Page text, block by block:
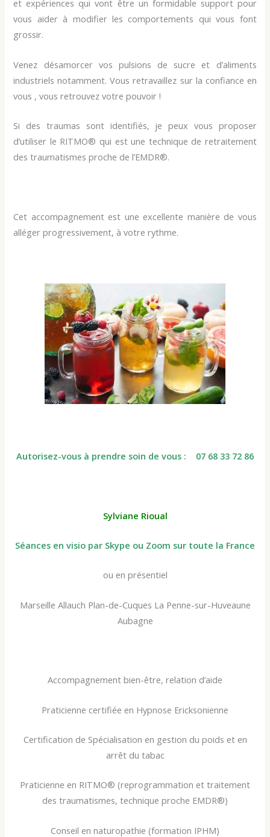
et expériences qui vont être un formidable support pour
vous aider à modifier les comportements qui vous font
grossir.
Venez désamorcer vos pulsions de sucre et d’aliments
industriels notamment. Vous retravaillez sur la confiance en
vous , vous retrouvez votre pouvoir !
Si des traumas sont identifiés, je peux vous proposer
d’utiliser le RITMO® qui est une technique de retraitement
des traumatismes proche de l’EMDR®.
Cet accompagnement est une excellente manière de vous
alléger progressivement, à votre rythme.
Autorisez-vous à prendre soin de vous : 07 68 33 72 86
Sylviane Rioual
Séances en visio par Skype ou Zoom sur toute la France
ou en présentiel
Marseille Allauch Plan-de-Cuques La Penne-sur-Huveaune
Aubagne
Accompagnement bien-être, relation d’aide
Praticienne certifiée en Hypnose Ericksonienne
Certification de Spécialisation en gestion du poids et en
arrêt du tabac
Praticienne en RITMO® (reprogrammation et traitement
des traumatismes, technique proche EMDR®)
Conseil en naturopathie (formation IPHM)